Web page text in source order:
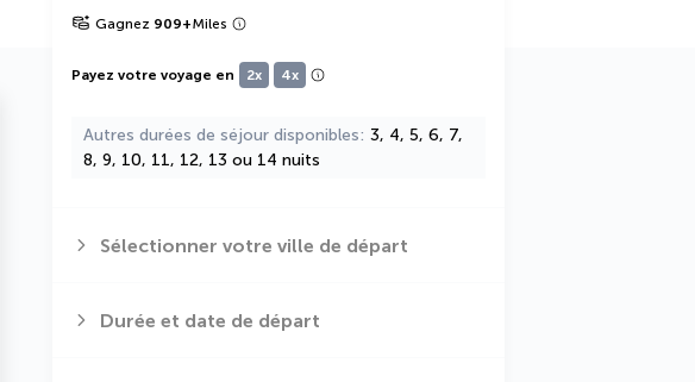
Gagnez 909+Miles
Payez votre voyage en 2x 4x
Autres durées de séjour disponibles 3, 4, 5, 6, 7,
8, 9, 10, 11, 12, 13 ou 14 nuits
Sélectionner votre ville de départ
Durée et date de départ